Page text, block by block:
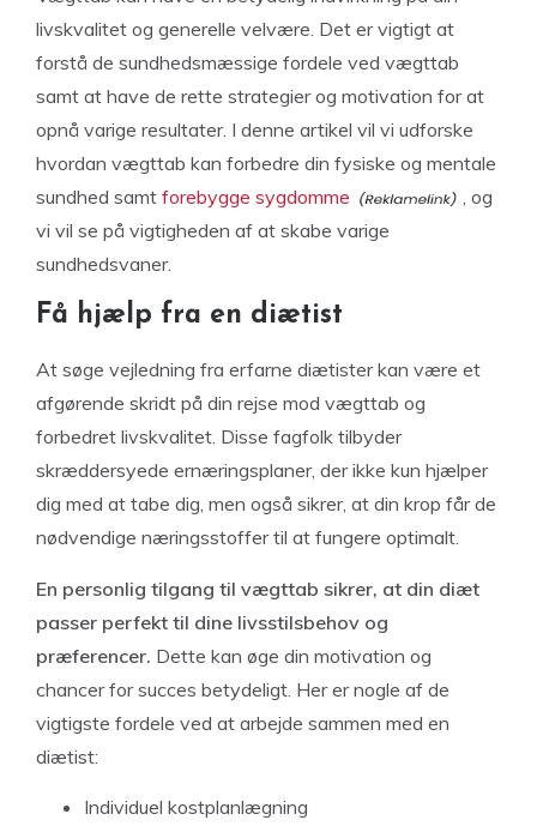
livskvalitet og generelle velvære. Det er vigtigt at
forstå de sundhedsmæssige fordele ved vægttab
samt at have de rette strategier og motivation for at
opnå varige resultater. I denne artikel vil vi udforske
hvordan vægttab kan forbedre din fysiske og mentale
sundhed samt forebygge sygdomme
, og
vi vil se på vigtigheden af at skabe varige
sundhedsvaner.
Få hjælp fra en diætist
At søge vejledning fra erfarne diætister kan være et
afgørende skridt på din rejse mod vægttab og
forbedret livskvalitet. Disse fagfolk tilbyder
skræddersyede ernæringsplaner, der ikke kun hjælper
dig med at tabe dig, men også sikrer, at din krop får de
nødvendige næringsstoffer til at fungere optimalt.
En personlig tilgang til vægttab sikrer, at din diæt
passer perfekt til dine livsstilsbehov og
præferencer. Dette kan øge din motivation og
chancer for succes betydeligt. Her er nogle af de
vigtigste fordele ved at arbejde sammen med en
diætist:
Individuel kostplanlægning